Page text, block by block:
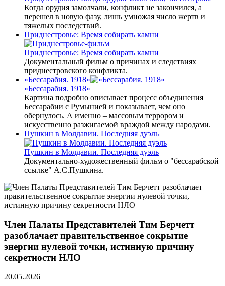
Когда орудия замолчали, конфликт не закончился, а
перешел в новую фазу, лишь умножая число жертв и
тяжелых последствий.
Приднестровье: Время собирать камни
Приднестровье: Время собирать камни
Документальный фильм о причинах и следствиях
приднестровского конфликта.
«Бессарабия. 1918»
«Бессарабия. 1918»
Картина подробно описывает процесс объединения
Бессарабии с Румынией и показывает, чем оно
обернулось. А именно – массовым террором и
искусственно разжигаемой враждой между народами.
Пушкин в Молдавии. Последняя дуэль
Пушкин в Молдавии. Последняя дуэль
Документально-художественный фильм о "бессарабской
ссылке" А.С.Пушкина.
Член Палаты Представителей Тим Берчетт
разоблачает правительственное сокрытие
энергии нулевой точки, истинную причину
секретности НЛО
20.05.2026